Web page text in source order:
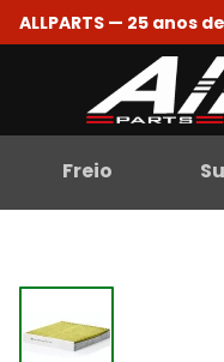
ALLPARTS — 25 anos
Freio